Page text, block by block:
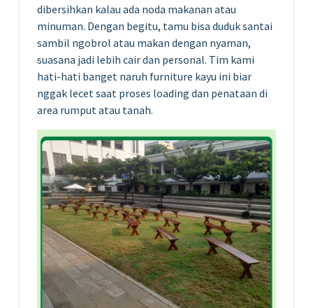
dibersihkan kalau ada noda makanan atau
minuman. Dengan begitu, tamu bisa duduk santai
sambil ngobrol atau makan dengan nyaman,
suasana jadi lebih cair dan personal. Tim kami
hati-hati banget naruh furniture kayu ini biar
nggak lecet saat proses loading dan penataan di
area rumput atau tanah.